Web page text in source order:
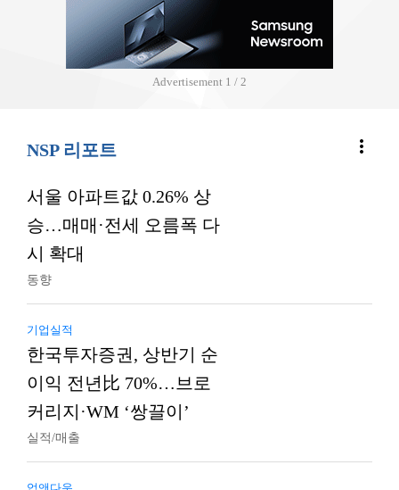
Advertisement 2 / 2
NSP 리포트 more_vert
서울 아파트값 0.26% 상
승…매매·전세 오름폭 다
시 확대
동향
기업실적
한국투자증권, 상반기 순
이익 전년比 70%…브로
커리지·WM ‘쌍끌이’
실적/매출